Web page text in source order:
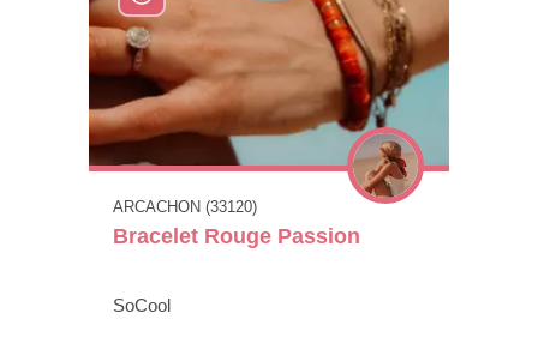
ARCACHON (33120)
Bracelet Rouge Passion
SoCool